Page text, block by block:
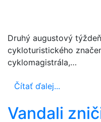
Druhý augustový
cykloturistického
cyklomagistrála,…
Čítať ďalej...
Vandali